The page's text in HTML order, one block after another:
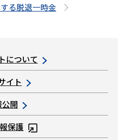
る脱退一時金
について
イト
開
保護